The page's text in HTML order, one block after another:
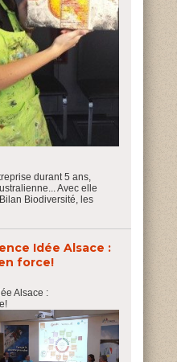
durant 5 ans,
Avec elle
Biodiversité, les
Idée Alsace :
force!
Alsace :